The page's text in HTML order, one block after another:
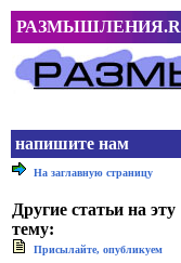
напишите нам
На заглавную страницу
Другие статьи на эту
тему:
Присылайте, опубликуем